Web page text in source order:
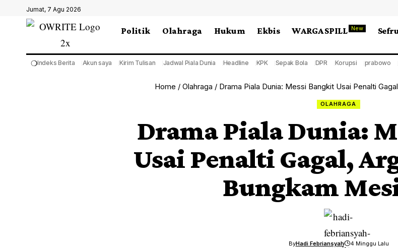
Jumat, 7 Agu 2026
Politik Olahraga Hukum Ekbis WARGA SPILL New
❍Indeks Berita Akun saya Kirim Tulisan Jadwal Piala Dunia Headline KPK Sepak Bola DPR Korupsi prabowo
Home / Olahraga / Drama Piala Dunia: Messi Bangkit Usai Penalti
OLAHRAGA
Drama Piala Dunia:
Usai Penalti Gagal,
Bungkam
ByHadi Febriansyah 4 Minggu Lalu